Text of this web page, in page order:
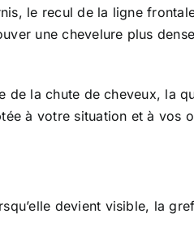
le recul de la ligne
une chevelure plus
de la chute de cheveux, la
à votre situation et à vos
devient visible, la